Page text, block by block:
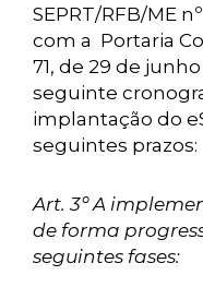
SEPRT/RFB/ME
com a Portaria
71, de 29 de
seguinte
implantação do
seguintes prazos:
Art. 3º A
de forma
seguintes fases: